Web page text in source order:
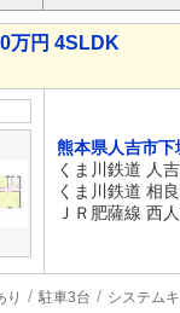
万円 4SLDK
熊本県人吉市下
くま川鉄道 人
くま川鉄道 相
ＪＲ肥薩線 西
り 駐車3台 システム